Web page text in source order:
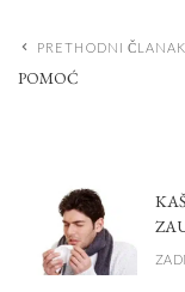
PRETHODNI ČLANAK
POMOĆ